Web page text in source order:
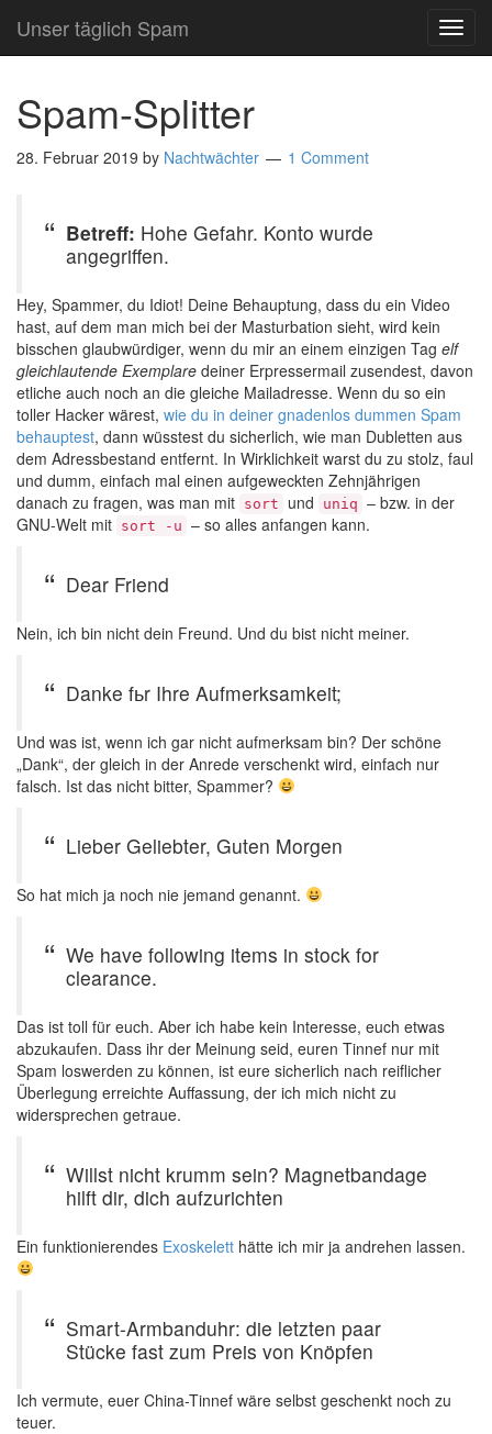
Unser täglich Spam
Spam-Splitter
28. Februar 2019 by Nachtwächter 1 Comment
Betreff: Hohe Gefahr. Konto wurde
angegriffen.
Hey, Spammer, du Idiot! Deine Behauptung, dass du ein Video
hast, auf dem man mich bei der Masturbation sieht, wird kein
bisschen glaubwürdiger, wenn du mir an einem einzigen Tag elf
gleichlautende Exemplare deiner Erpressermail zusendest, davon
etliche auch noch an die gleiche Mailadresse. Wenn du so ein
toller Hacker wärest, wie du in deiner gnadenlos dummen Spam
behauptest, dann wüsstest du sicherlich, wie man Dubletten aus
dem Adressbestand entfernt. In Wirklichkeit warst du zu stolz, faul
und dumm, einfach mal einen aufgeweckten Zehnjährigen
danach zu fragen, was man mit sort und uniq – bzw. in der
GNU-Welt mit sort -u – so alles anfangen kann.
Dear Friend
Nein, ich bin nicht dein Freund. Und du bist nicht meiner.
Danke fьr Ihre Aufmerksamkeit;
Und was ist, wenn ich gar nicht aufmerksam bin? Der schöne
„Dank“, der gleich in der Anrede verschenkt wird, einfach nur
falsch. Ist das nicht bitter, Spammer?
Lieber Geliebter, Guten Morgen
So hat mich ja noch nie jemand genannt.
We have following items in stock for
clearance.
Das ist toll für euch. Aber ich habe kein Interesse, euch etwas
abzukaufen. Dass ihr der Meinung seid, euren Tinnef nur mit
Spam loswerden zu können, ist eure sicherlich nach reiflicher
Überlegung erreichte Auffassung, der ich mich nicht zu
widersprechen getraue.
Willst nicht krumm sein? Magnetbandage
hilft dir, dich aufzurichten
Ein funktionierendes Exoskelett hätte ich mir ja andrehen lassen.
Smart-Armbanduhr: die letzten paar
Stücke fast zum Preis von Knöpfen
Ich vermute, euer China-Tinnef wäre selbst geschenkt noch zu
teuer.